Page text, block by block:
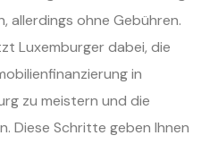
allerdings ohne Gebühren.
Luxemburger dabei, die
in
zu meistern und die
Diese Schritte geben Ihnen